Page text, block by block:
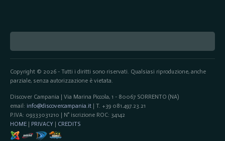
Copyright © 2026 - Tutti i diritti sono riservati. Qualsiasi riproduzione, anche
parziale, senza autorizzazione è vietata.
Discover Campania | Via Marina Piccola, 1 - 80067 SORRENTO (NA)
email: info@discovercampania.it| T. +39 081.497.23.21
P.IVA: 09333031210 | N° iscrizione ROC: 34142
HOME| PRIVACY | CREDITS